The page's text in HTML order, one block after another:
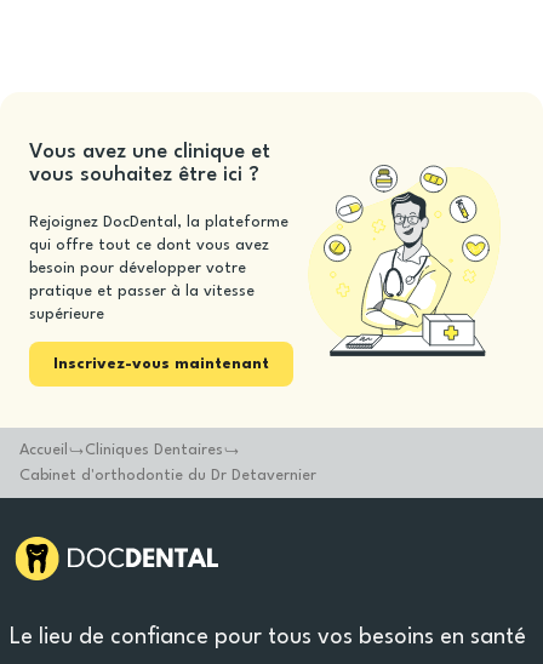
Vous avez une clinique et
vous souhaitez être ici ?
Rejoignez DocDental, la plateforme
qui offre tout ce dont vous avez
besoin pour développer votre
pratique et passer à la vitesse
supérieure
Inscrivez-vous maintenant
Accueil
Cliniques Dentaires
Cabinet d'orthodontie du Dr Detavernier
Le lieu de confiance pour tous vos besoins en santé